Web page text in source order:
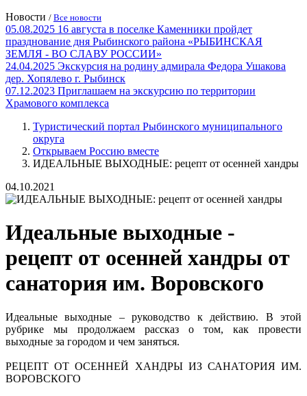
Новости / Все новости
05.08.2025 16 августа в поселке Каменники пройдет
празднование дня Рыбинского района «РЫБИНСКАЯ
ЗЕМЛЯ - ВО СЛАВУ РОССИИ»
24.04.2025 Экскурсия на родину адмирала Федора Ушакова
дер. Хопялево г. Рыбинск
07.12.2023 Приглашаем на экскурсию по территории
Храмового комплекса
Туристический портал Рыбинского муниципального
округа
Открываем Россию вместе
ИДЕАЛЬНЫЕ ВЫХОДНЫЕ: рецепт от осенней хандры
04.10.2021
Идеальные выходные -
рецепт от осенней хандры от
санатория им. Воровского
Идеальные выходные – руководство к действию. В этой
рубрике мы продолжаем рассказ о том, как провести
выходные за городом и чем заняться.
РЕЦЕПТ ОТ ОСЕННЕЙ ХАНДРЫ ИЗ САНАТОРИЯ ИМ.
ВОРОВСКОГО